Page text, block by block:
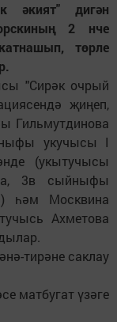
әкият" дигән
2 нче
төрле
"Сирәк очрый
җиңеп,
Гильмутдинова
укучысы I
(укытучысы
3в сыйныфы
һәм Москвина
Ахметова
тирәне саклау
матбугат үзәге